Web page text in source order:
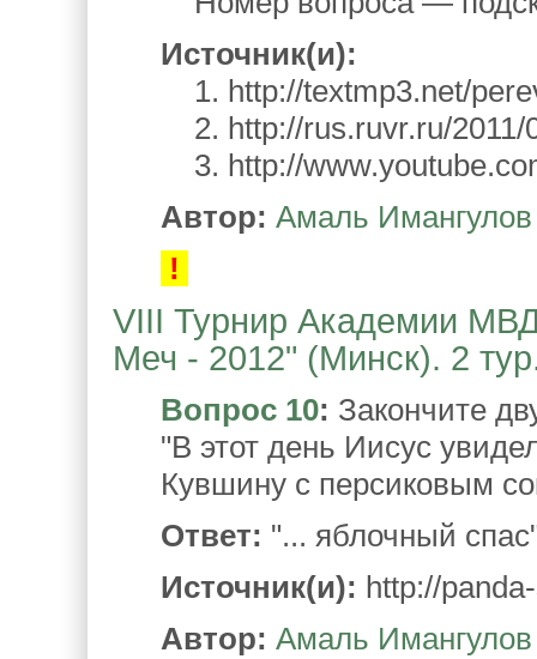
Источник(и):
1. http://textmp3.net/
2. http://rus.ruvr.ru/2011/
3. http://
Автор: Амаль Имангулов
!
VIII Турнир Академии
Меч - 2012" (Минск). 2
Вопрос 10: Закончите
"В этот день Иисус
Кувшину с персиковым
Ответ: "... яблочный
Источник(и): http://
Автор: Амаль Имангулов